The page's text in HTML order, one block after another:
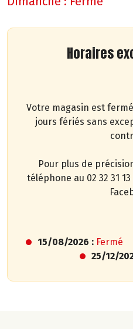
Horaires
Votre magasin est
jours fériés sans
Pour plus de
téléphone au 02 32 31
15/08/2026 : Fermé
25/12/